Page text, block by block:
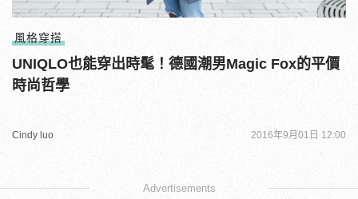
風格穿搭
UNIQLO也能穿出時髦！德國潮男Magic Fox的平價
時尚哲學
Cindy luo 2016年9月01日 12:00
Advertisements